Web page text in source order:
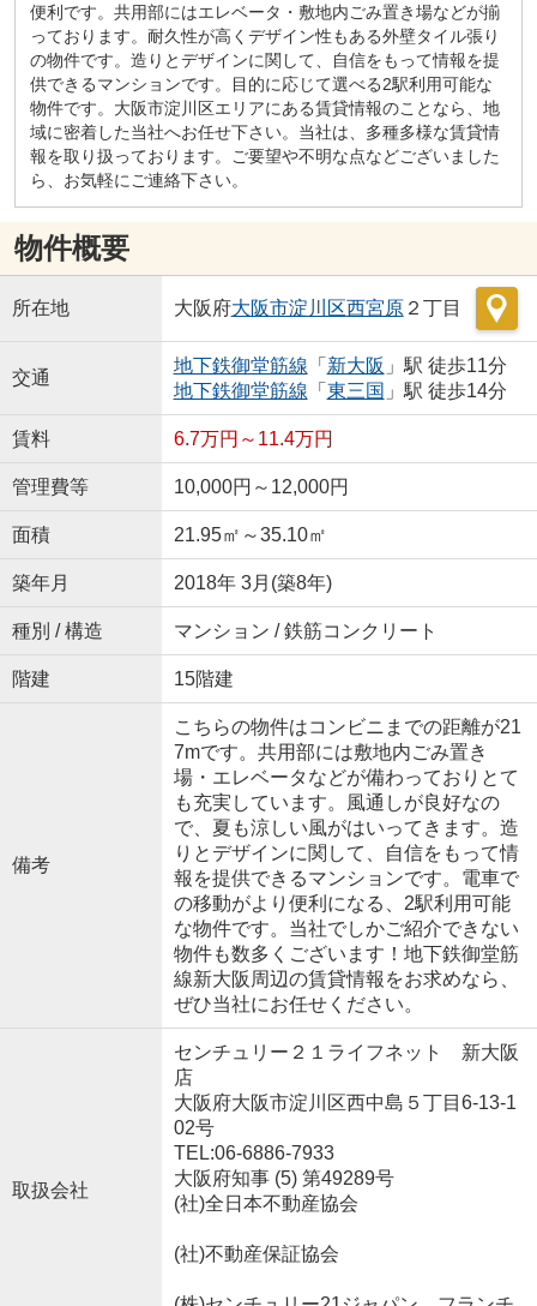
便利です。共用部にはエレベータ・敷地内ごみ置き場などが揃
っております。耐久性が高くデザイン性もある外壁タイル張り
の物件です。造りとデザインに関して、自信をもって情報を提
供できるマンションです。目的に応じて選べる2駅利用可能な
物件です。大阪市淀川区エリアにある賃貸情報のことなら、地
域に密着した当社へお任せ下さい。当社は、多種多様な賃貸情
報を取り扱っております。ご要望や不明な点などございました
ら、お気軽にご連絡下さい。
物件概要
所在地 大阪府大阪市淀川区西宮原２丁目
交通
地下鉄御堂筋線 「 新大阪 」駅 徒歩11分
地下鉄御堂筋線 「 東三国 」駅 徒歩14分
賃料 6.7万円～11.4万円
管理費等 10,000円～12,000円
面積 21.95㎡～35.10㎡
築年月 2018年 3月(築8年)
種別 / 構造 マンション / 鉄筋コンクリート
階建 15階建
備考
こちらの物件はコンビニまでの距離が21
7mです。共用部には敷地内ごみ置き
場・エレベータなどが備わっておりとて
も充実しています。風通しが良好なの
で、夏も涼しい風がはいってきます。造
りとデザインに関して、自信をもって情
報を提供できるマンションです。電車で
の移動がより便利になる、2駅利用可能
な物件です。当社でしかご紹介できない
物件も数多くございます！地下鉄御堂筋
線新大阪周辺の賃貸情報をお求めなら、
ぜひ当社にお任せください。
取扱会社
センチュリー２１ライフネット 新大阪
店
大阪府大阪市淀川区西中島５丁目6-13-1
02号
TEL:06-6886-7933
大阪府知事 (5) 第49289号
(社)全日本不動産協会
(社)不動産保証協会